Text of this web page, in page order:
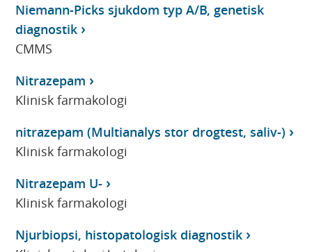
Niemann-Picks sjukdom typ A/B, genetisk
diagnostik
CMMS
Nitrazepam
Klinisk farmakologi
nitrazepam (Multianalys stor drogtest, saliv-)
Klinisk farmakologi
Nitrazepam U-
Klinisk farmakologi
Njurbiopsi, histopatologisk diagnostik